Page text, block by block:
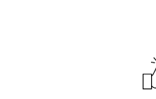
SCHRIFTART